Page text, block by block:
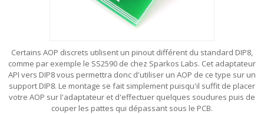
Certains AOP discrets utilisent un pinout différent du standard DIP8,
comme par exemple le SS2590 de chez Sparkos Labs. Cet adaptateur
API vers DIP8 vous permettra donc d'utiliser un AOP de ce type sur un
support DIP8. Le montage se fait simplement puisqu'il suffit de placer
votre AOP sur l'adaptateur et d'effectuer quelques soudures puis de
couper les pattes qui dépassant sous le PCB.